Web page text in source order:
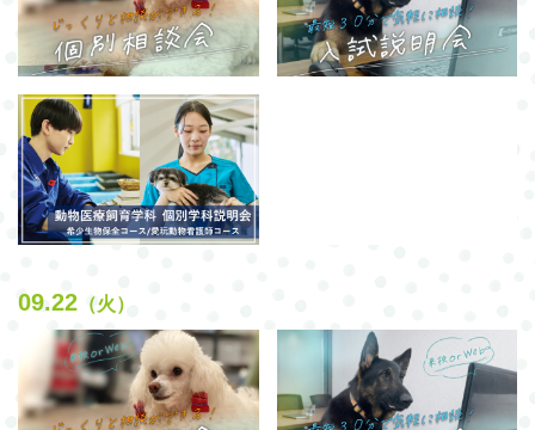
09.22 （火）